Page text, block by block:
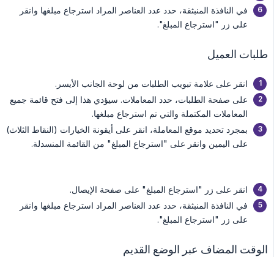
في النافذة المنبثقة، حدد عدد العناصر المراد استرجاع مبلغها وانقر
على زر "استرجاع المبلغ".
طلبات العميل
انقر على علامة تبويب الطلبات من لوحة الجانب الأيسر.
على صفحة الطلبات، حدد المعاملات. سيؤدي هذا إلى فتح قائمة جميع
المعاملات المكتملة والتي تم استرجاع مبلغها.
بمجرد تحديد موقع المعاملة، انقر على أيقونة الخيارات (النقاط الثلاث)
على اليمين وانقر على "استرجاع المبلغ" من القائمة المنسدلة.
انقر على زر "استرجاع المبلغ" على صفحة الإيصال.
في النافذة المنبثقة، حدد عدد العناصر المراد استرجاع مبلغها وانقر
على زر "استرجاع المبلغ".
الوقت المضاف عبر الوضع القديم